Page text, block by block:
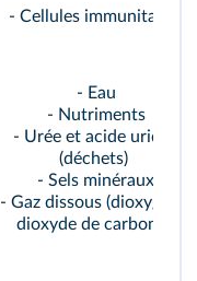
- Cellules immunitaires
- Eau
- Nutriments
- Urée et acide urique
(déchets)
- Sels minéraux
- Gaz dissous (dioxygène,
dioxyde de carbone)